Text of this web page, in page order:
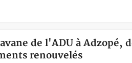
de l'ADU à Adzopé,
renouvelés